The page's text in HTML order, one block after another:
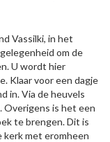
Vassilki, in het
om de
U wordt hier
Klaar voor een dagje
in. Via de heuvels
Overigens is het een
te brengen. Dit is
kerk met eromheen